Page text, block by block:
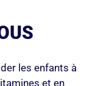
les enfants à
et en